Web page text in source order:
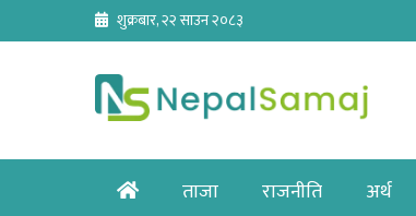
content
शुक्रबार, २२ साउन २०८३
Homeताजा राजनीति अर्थ